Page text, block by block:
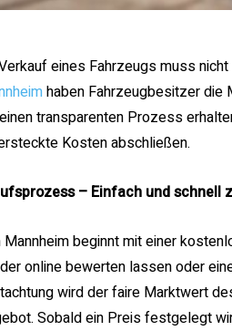
eines Fahrzeugs muss
haben Fahrzeugbesitzer die
transparenten Prozess
Kosten abschließen.
– Einfach und schnell
Mannheim beginnt mit einer
online bewerten lassen oder
wird der faire Marktwert
Sobald ein Preis festgelegt